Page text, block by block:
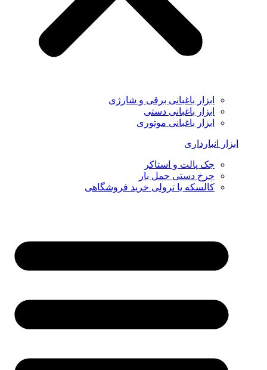
ابزار باغبانی برقی و شارژی
ابزار باغبانی دستی
ابزار باغبانی موتوری
ابزار انبارداری
جک پالت و استاکر
چرخ دستی حمل بار
کالسکه یا ترولی خرید فروشگاهی